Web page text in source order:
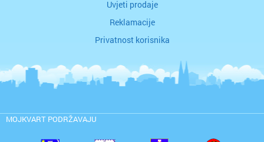
Uvjeti prodaje
Reklamacije
Privatnost korisnika
MOJKVART PODRŽAVAJU